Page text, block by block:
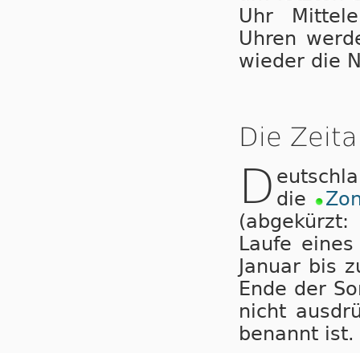
Uhr
Uhren
wieder die
Die
D die
Laufe
Januar bis
Ende der
nicht
benannt ist.